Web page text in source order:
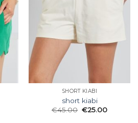
SHORT KIABI
short kiabi
€45.00 €25.00